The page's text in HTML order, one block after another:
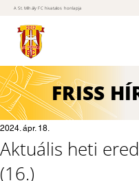
A St. Mihály FC hivatalos honlapja
FRISS
Aktuális heti
(16.)
2024. ápr. 18.